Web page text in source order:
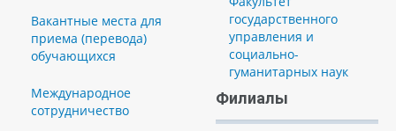
Вакантные места для
приема (перевода)
обучающихся
Международное
сотрудничество
государственного
управления и
социально-
гуманитарных наук
Филиалы